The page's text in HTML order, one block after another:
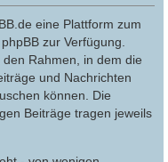
eine Plattform zum
zur Verfügung.
Rahmen, in dem die
und Nachrichten
können. Die
Beiträge tragen jeweils